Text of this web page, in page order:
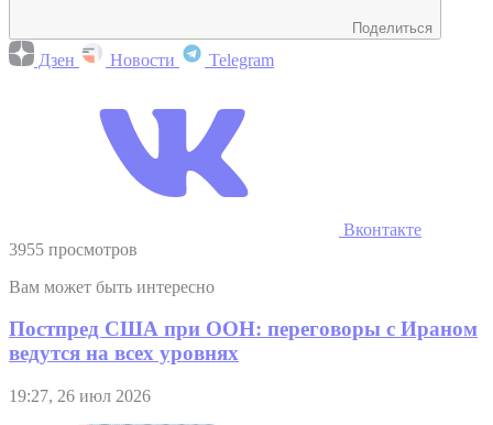
Поделиться
Дзен Новости Telegram
Вконтакте
3955 просмотров
Вам может быть интересно
Постпред США при ООН: переговоры с Ираном
ведутся на всех уровнях
19:27, 26 июл 2026